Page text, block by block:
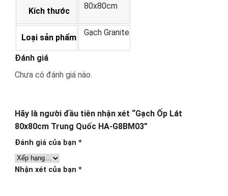
Kích thước
80x80cm
Loại sản phẩm
Gạch Granite
Đánh giá
Chưa có đánh giá nào.
Hãy là người đầu tiên nhận xét “Gạch Ốp Lát
80x80cm Trung Quốc HA-G8BM03”
Đánh giá của bạn *
Nhận xét của bạn *